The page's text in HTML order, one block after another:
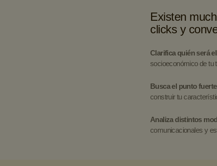
Existen
clicks y
Clarifica quién será
socioeconómico de tu
Busca el punto
construir tu
Analiza distintos
comunicacionales y